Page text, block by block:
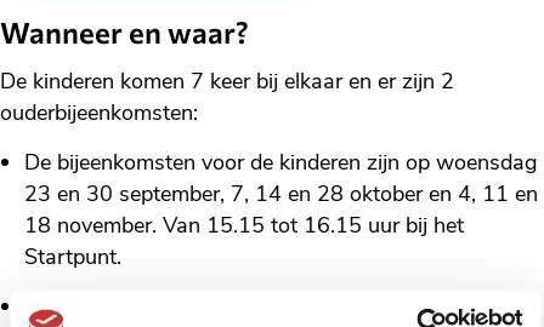
Wanneer en waar?
De kinderen komen 7 keer bij elkaar en er zijn 2
ouderbijeenkomsten:
De bijeenkomsten voor de kinderen zijn op woensdag
23 en 30 september, 7, 14 en 28 oktober en 4, 11 en
18 november. Van 15.15 tot 16.15 uur bij het
Startpunt.
De 2 ouderbijeenkomsten zijn voor en na afloop van